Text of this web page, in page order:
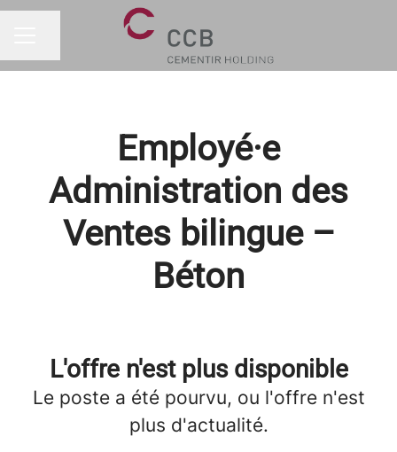
Partager la page
Employé·e
Administration des
Ventes bilingue –
Béton
L'offre n'est plus disponible
Le poste a été pourvu, ou l'offre n'est
plus d'actualité.